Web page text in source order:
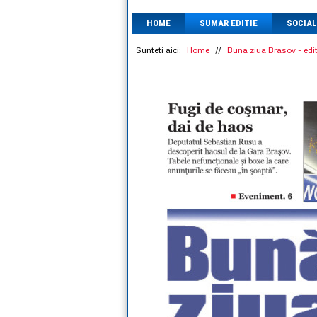
HOME SUMAR EDITIE SOCIAL
Sunteti aici: Home // Buna ziua Brasov -